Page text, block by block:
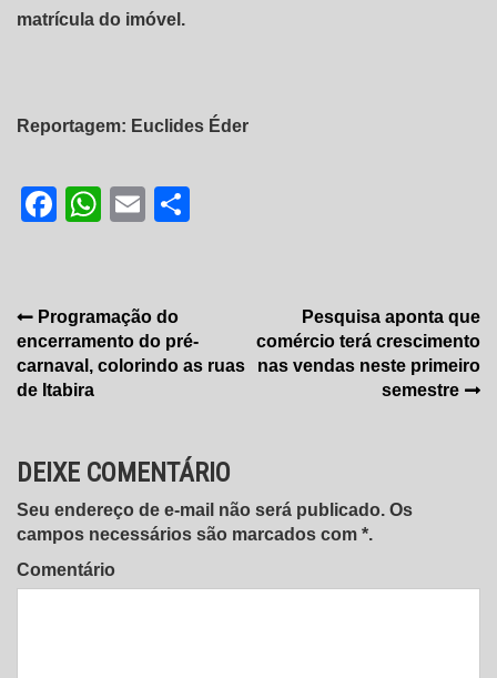
matrícula do imóvel.
Reportagem: Euclides Éder
Facebook
WhatsApp
Email
Navegação
de
Post
Programação do
encerramento do pré-
carnaval, colorindo as ruas
de Itabira
Pesquisa aponta que
comércio terá crescimento
nas vendas neste primeiro
semestre
DEIXE COMENTÁRIO
Seu endereço de e-mail não será publicado. Os
campos necessários são marcados com *.
Comentário